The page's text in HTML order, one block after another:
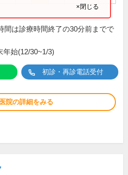
×閉じる
間は診療時間終了の30分前までで
年始(12/30~1/3)
初診・再診電話受付
院の詳細をみる